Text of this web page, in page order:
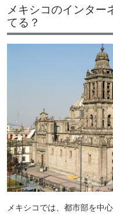
メキシコのインター
てる？
メキシコでは、都市部を中